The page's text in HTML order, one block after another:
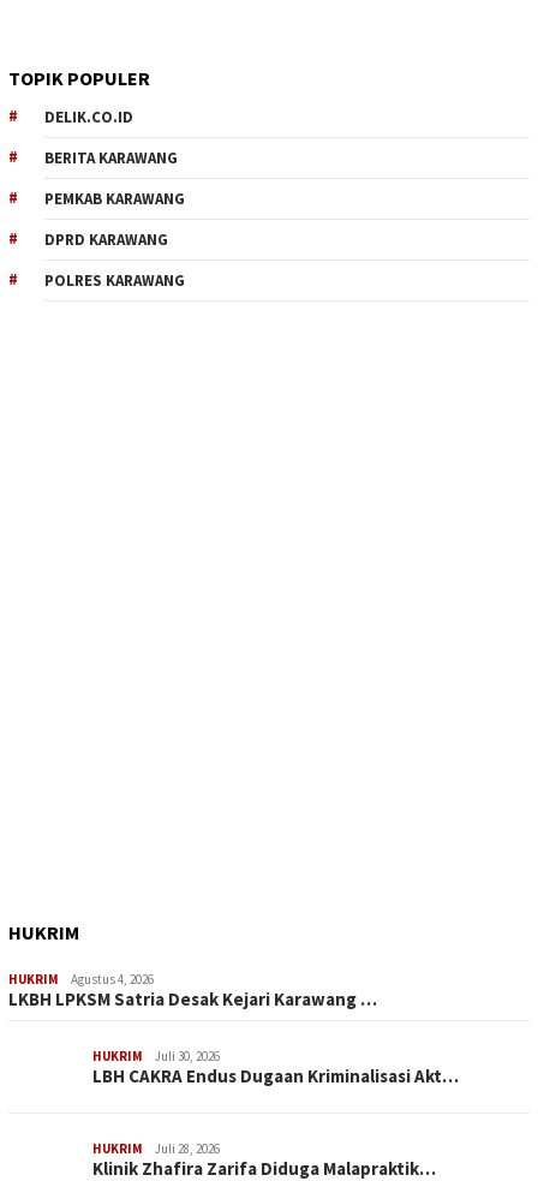
TOPIK POPULER
DELIK.CO.ID
BERITA KARAWANG
PEMKAB KARAWANG
DPRD KARAWANG
POLRES KARAWANG
HUKRIM
HUKRIM Agustus 4, 2026
LKBH LPKSM Satria Desak Kejari Karawang …
HUKRIM Juli 30, 2026
LBH CAKRA Endus Dugaan Kriminalisasi Akt…
HUKRIM Juli 28, 2026
Klinik Zhafira Zarifa Diduga Malapraktik…